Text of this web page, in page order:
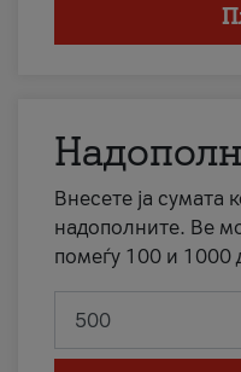
Внесете ја сумата
надополните. Ве
помеѓу 100 и 1000